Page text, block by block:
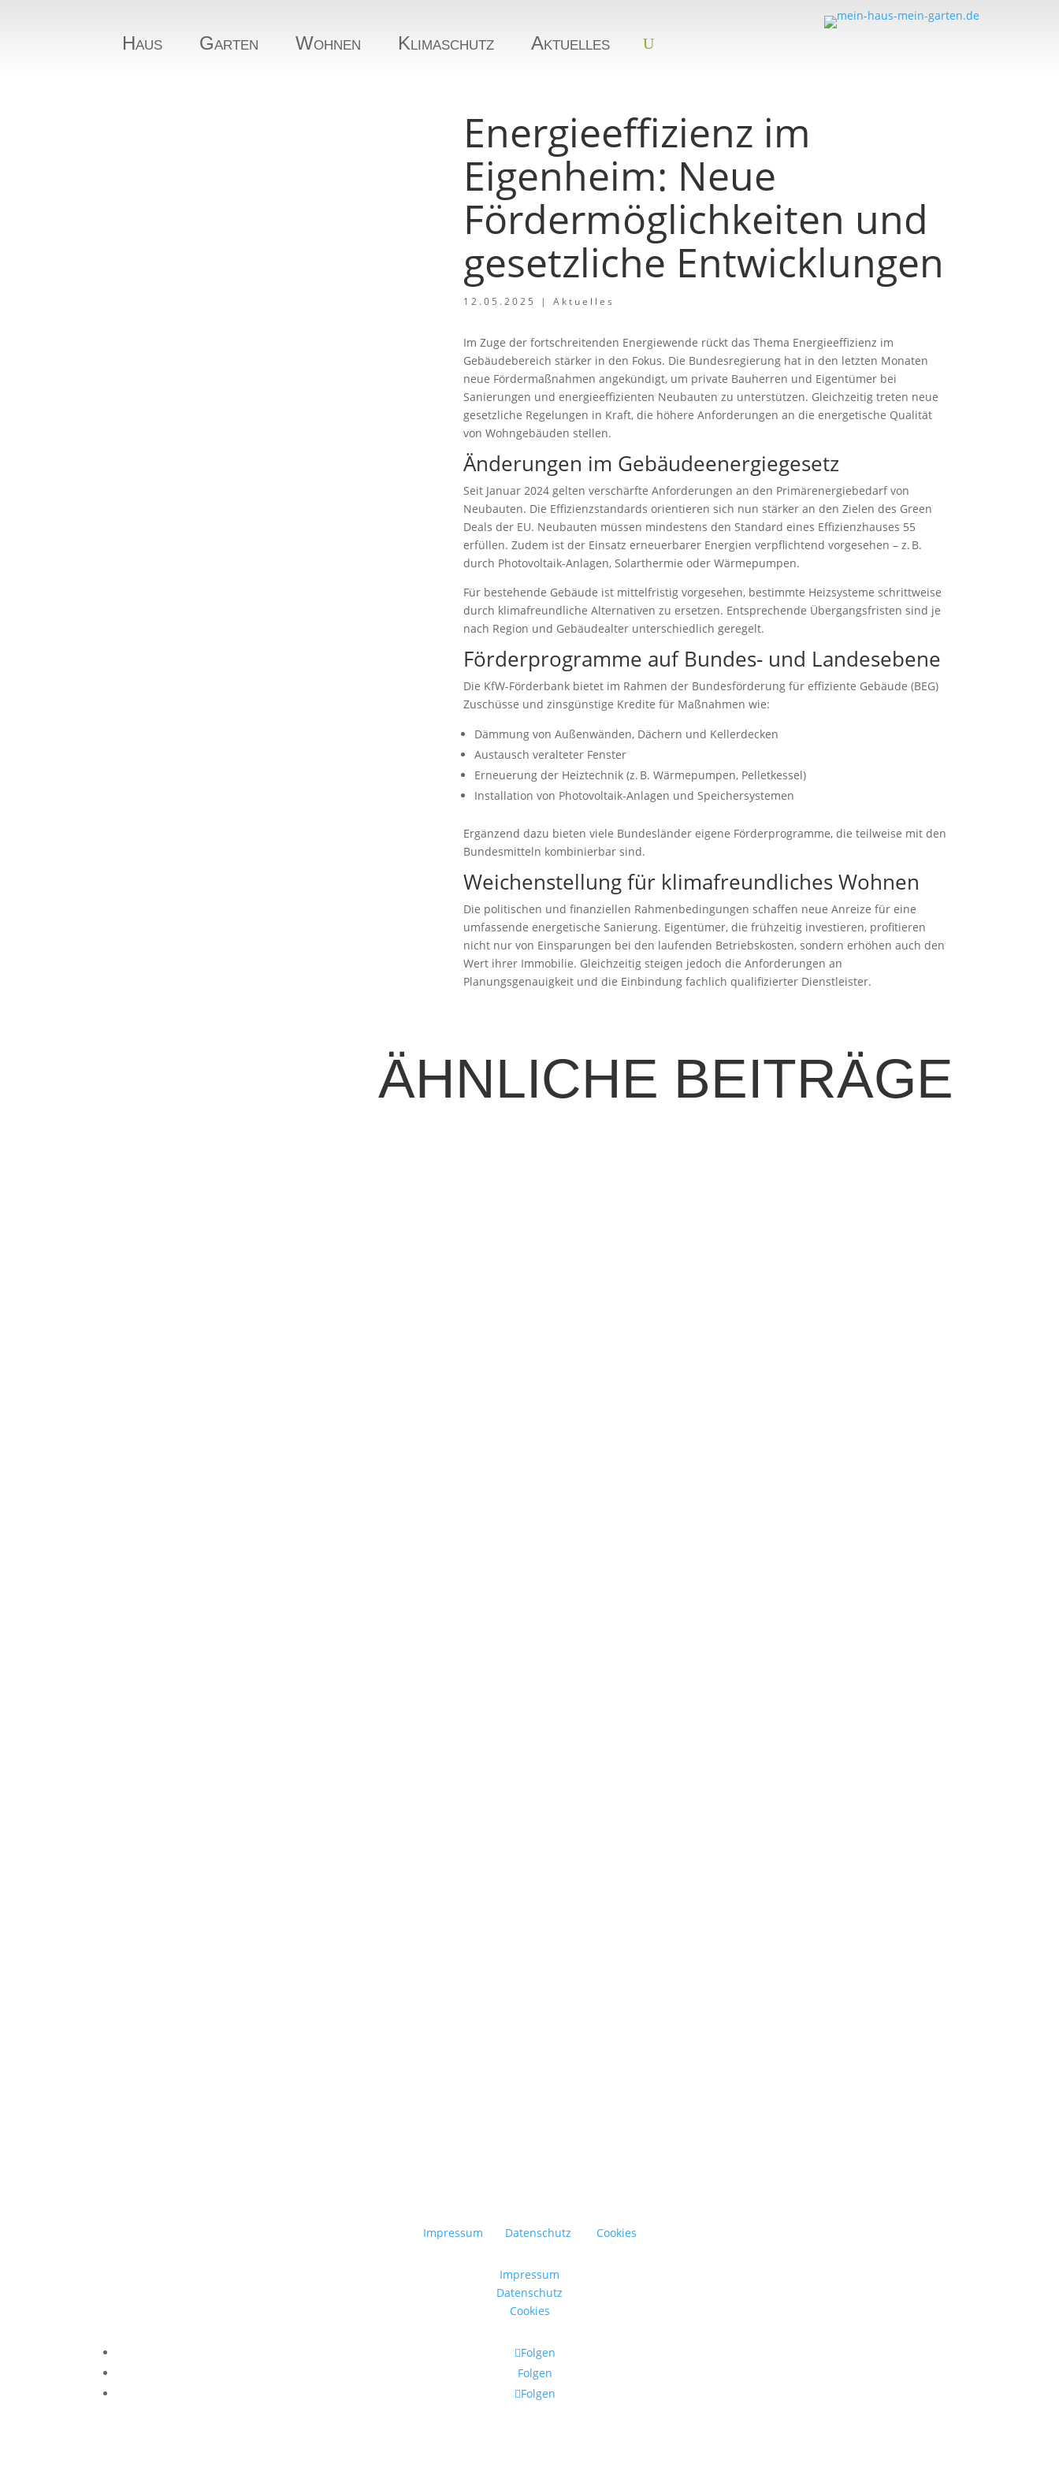
Haus Garten Wohnen Klimaschutz Aktuelles
Energieeffizienz im
Eigenheim: Neue
Fördermöglichkeiten und
gesetzliche Entwicklungen
12.05.2025 |Aktuelles
Im Zuge der fortschreitenden Energiewende rückt das Thema Energieeffizienz im
Gebäudebereich stärker in den Fokus. Die Bundesregierung hat in den letzten Monaten
neue Fördermaßnahmen angekündigt, um private Bauherren und Eigentümer bei
Sanierungen und energieeffizienten Neubauten zu unterstützen. Gleichzeitig treten neue
gesetzliche Regelungen in Kraft, die höhere Anforderungen an die energetische Qualität
von Wohngebäuden stellen.
Änderungen im Gebäudeenergiegesetz
Seit Januar 2024 gelten verschärfte Anforderungen an den Primärenergiebedarf von
Neubauten. Die Effizienzstandards orientieren sich nun stärker an den Zielen des Green
Deals der EU. Neubauten müssen mindestens den Standard eines Effizienzhauses 55
erfüllen. Zudem ist der Einsatz erneuerbarer Energien verpflichtend vorgesehen – z. B.
durch Photovoltaik-Anlagen, Solarthermie oder Wärmepumpen.
Für bestehende Gebäude ist mittelfristig vorgesehen, bestimmte Heizsysteme schrittweise
durch klimafreundliche Alternativen zu ersetzen. Entsprechende Übergangsfristen sind je
nach Region und Gebäudealter unterschiedlich geregelt.
Förderprogramme auf Bundes- und Landesebene
Die KfW-Förderbank bietet im Rahmen der Bundesförderung für effiziente Gebäude (BEG)
Zuschüsse und zinsgünstige Kredite für Maßnahmen wie:
Dämmung von Außenwänden, Dächern und Kellerdecken
Austausch veralteter Fenster
Erneuerung der Heiztechnik (z. B. Wärmepumpen, Pelletkessel)
Installation von Photovoltaik-Anlagen und Speichersystemen
Ergänzend dazu bieten viele Bundesländer eigene Förderprogramme, die teilweise mit den
Bundesmitteln kombinierbar sind.
Weichenstellung für klimafreundliches Wohnen
Die politischen und finanziellen Rahmenbedingungen schaffen neue Anreize für eine
umfassende energetische Sanierung. Eigentümer, die frühzeitig investieren, profitieren
nicht nur von Einsparungen bei den laufenden Betriebskosten, sondern erhöhen auch den
Wert ihrer Immobilie. Gleichzeitig steigen jedoch die Anforderungen an
Planungsgenauigkeit und die Einbindung fachlich qualifizierter Dienstleister.
ÄHNLICHE BEITRÄGE
Impressum Datenschutz Cookies
Impressum
Datenschutz
Cookies
Folgen
Folgen
Folgen